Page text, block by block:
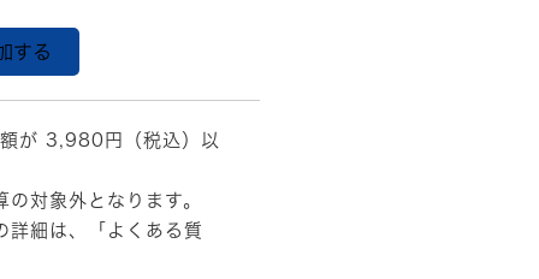
する
が 3,980円（税込）以
対象外となります。
細は、
「よくある質